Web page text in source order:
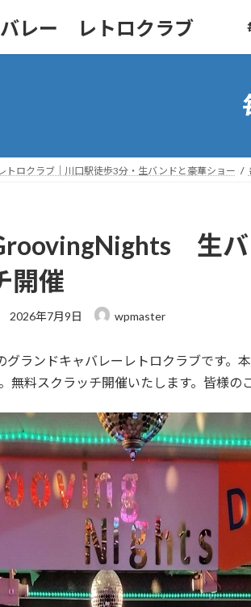
レー レトロクラブ
トロクラブ｜川口駅徒歩3分・生バンドと豪華ショー
生
開催
最
新
日
時
2026年7月9日 wpmaster
グランドキャバレーレトロクラブです。
無料スクラッチ開催いたします。皆様の